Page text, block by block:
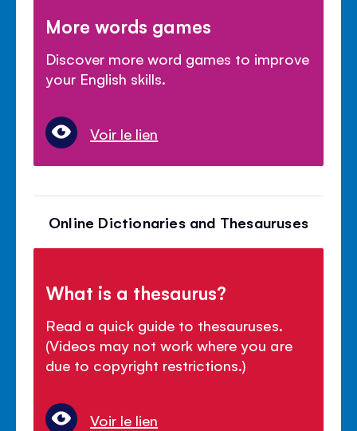
More words games
Discover more word games to improve
your English skills.
Voir le lien
Online Dictionaries and Thesauruses
What is a thesaurus?
Read a quick guide to thesauruses.
(Videos may not work where you are
due to copyright restrictions.)
Voir le lien